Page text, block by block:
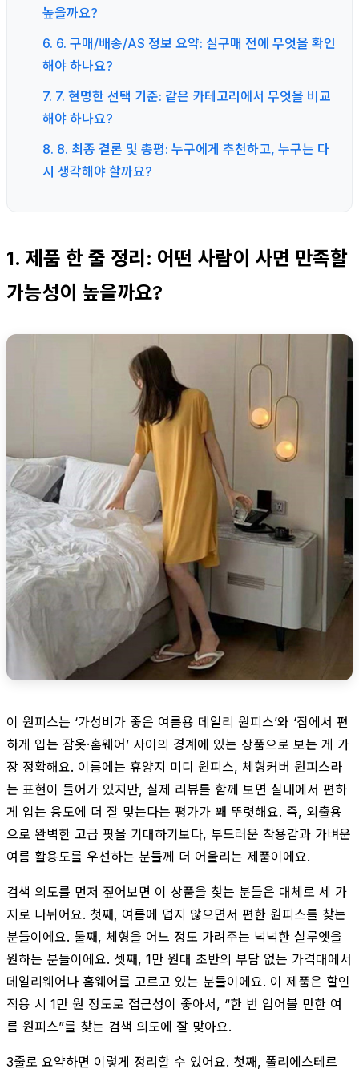
높을까요?
6. 6. 구매/배송/AS 정보 요약: 실구매 전에 무엇을 확인
해야 하나요?
7. 7. 현명한 선택 기준: 같은 카테고리에서 무엇을 비교
해야 하나요?
8. 8. 최종 결론 및 총평: 누구에게 추천하고, 누구는 다
시 생각해야 할까요?
1. 제품 한 줄 정리: 어떤 사람이 사면 만족할
가능성이 높을까요?
이 원피스는 ‘가성비가 좋은 여름용 데일리 원피스’와 ‘집에서 편
하게 입는 잠옷·홈웨어’ 사이의 경계에 있는 상품으로 보는 게 가
장 정확해요. 이름에는 휴양지 미디 원피스, 체형커버 원피스라
는 표현이 들어가 있지만, 실제 리뷰를 함께 보면 실내에서 편하
게 입는 용도에 더 잘 맞는다는 평가가 꽤 뚜렷해요. 즉, 외출용
으로 완벽한 고급 핏을 기대하기보다, 부드러운 착용감과 가벼운
여름 활용도를 우선하는 분들께 더 어울리는 제품이에요.
검색 의도를 먼저 짚어보면 이 상품을 찾는 분들은 대체로 세 가
지로 나뉘어요. 첫째, 여름에 덥지 않으면서 편한 원피스를 찾는
분들이에요. 둘째, 체형을 어느 정도 가려주는 넉넉한 실루엣을
원하는 분들이에요. 셋째, 1만 원대 초반의 부담 없는 가격대에서
데일리웨어나 홈웨어를 고르고 있는 분들이에요. 이 제품은 할인
적용 시 1만 원 정도로 접근성이 좋아서, “한 번 입어볼 만한 여
름 원피스”를 찾는 검색 의도에 잘 맞아요.
3줄로 요약하면 이렇게 정리할 수 있어요. 첫째, 폴리에스테르